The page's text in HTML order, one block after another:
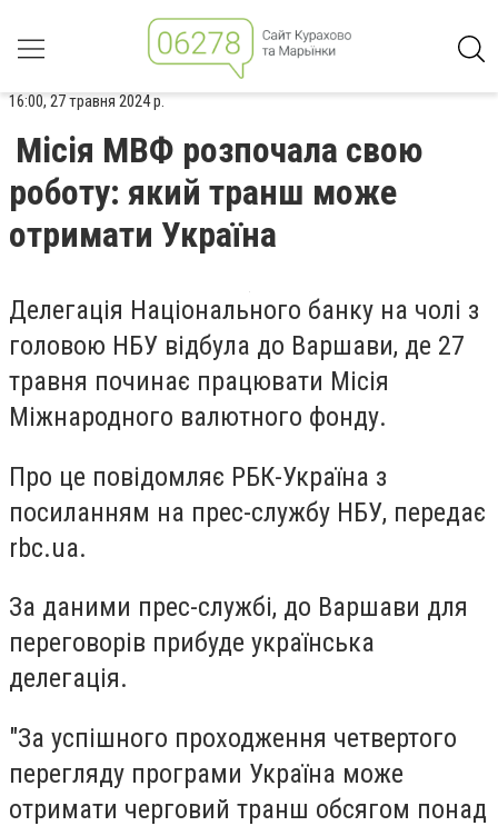
16:00, 27 травня 2024 р.
Місія МВФ розпочала свою
роботу: який транш може
отримати Україна
Делегація Національного банку на чолі з
головою НБУ відбула до Варшави, де 27
травня починає працювати Місія
Міжнародного валютного фонду.
Про це повідомляє РБК-Україна з
посиланням на прес-службу НБУ, передає
rbc.ua.
За даними прес-службі, до Варшави для
переговорів прибуде українська
делегація.
"За успішного проходження четвертого
перегляду програми Україна може
отримати черговий транш обсягом понад